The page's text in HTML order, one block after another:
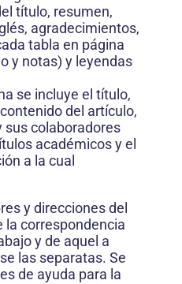
título, resumen,
agradecimientos,
tabla en página
y notas) y leyendas
se incluye el título,
del artículo,
sus colaboradores
académicos y el
a la cual
y direcciones del
la correspondencia
y de aquel a
las separatas. Se
de ayuda para la